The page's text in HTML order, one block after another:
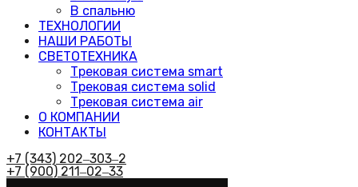
В спальню
ТЕХНОЛОГИИ
НАШИ РАБОТЫ
СВЕТОТЕХНИКА
Трековая система smart
Трековая система solid
Трековая система air
О КОМПАНИИ
КОНТАКТЫ
+7 (343) 202‒303‒2
+7 (900) 211‒02‒33